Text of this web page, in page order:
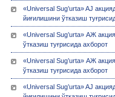
«Universal Sug’urta» AJ
йиғилишини ўтказиш
«Universal Sug’urta» АЖ
ўтказиш туғрисида ахборот
«Universal Sug’urta» АЖ
ўтказиш туғрисида ахборот
«Universal Sug’urta» AJ